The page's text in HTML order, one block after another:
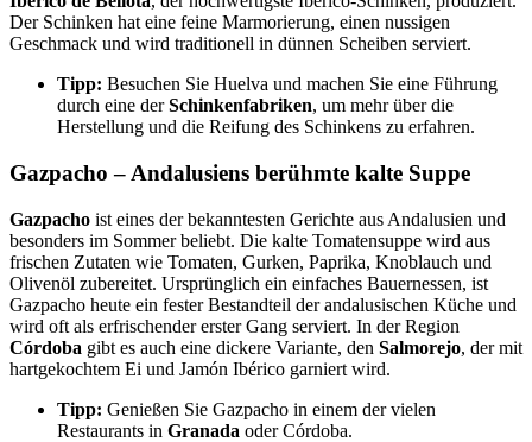
Der Schinken hat eine feine Marmorierung, einen nussigen
Geschmack und wird traditionell in dünnen Scheiben serviert.
Tipp: Besuchen Sie Huelva und machen Sie eine Führung
durch eine derSchinkenfabriken, um mehr über die
Herstellung und die Reifung des Schinkens zu erfahren.
Gazpacho – Andalusiens berühmte kalte Suppe
Gazpacho ist eines der bekanntesten Gerichte aus Andalusien und
besonders im Sommer beliebt. Die kalte Tomatensuppe wird aus
frischen Zutaten wie Tomaten, Gurken, Paprika, Knoblauch und
Olivenöl zubereitet. Ursprünglich ein einfaches Bauernessen, ist
Gazpacho heute ein fester Bestandteil der andalusischen Küche und
wird oft als erfrischender erster Gang serviert. In der Region
Córdoba gibt es auch eine dickere Variante, den Salmorejo, der mit
hartgekochtem Ei und Jamón Ibérico garniert wird.
Tipp: Genießen Sie Gazpacho in einem der vielen
Restaurants in Granada oder Córdoba.